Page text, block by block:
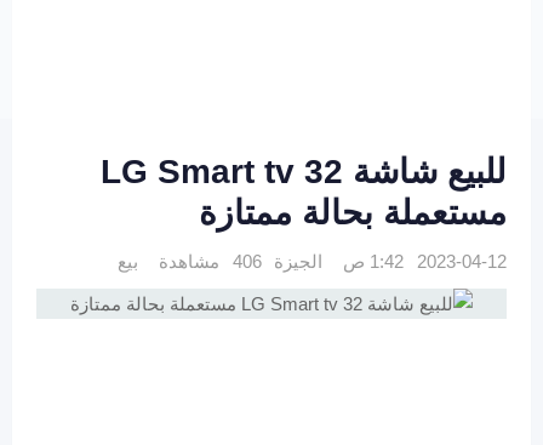
للبيع شاشة LG Smart tv 32
مستعملة بحالة ممتازة
2023-04-12 1:42 ص الجيزة 406 مشاهدة بيع